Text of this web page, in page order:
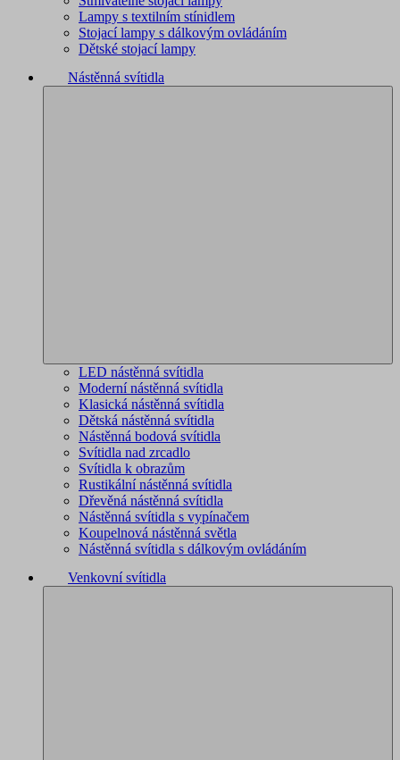
Lampy s textilním stínidlem
Stojací lampy s dálkovým ovládáním
Dětské stojací lampy
Nástěnná svítidla
LED nástěnná svítidla
Moderní nástěnná svítidla
Klasická nástěnná svítidla
Dětská nástěnná svítidla
Nástěnná bodová svítidla
Svítidla nad zrcadlo
Svítidla k obrazům
Rustikální nástěnná svítidla
Dřevěná nástěnná svítidla
Nástěnná svítidla s vypínačem
Koupelnová nástěnná světla
Nástěnná svítidla s dálkovým ovládáním
Venkovní svítidla